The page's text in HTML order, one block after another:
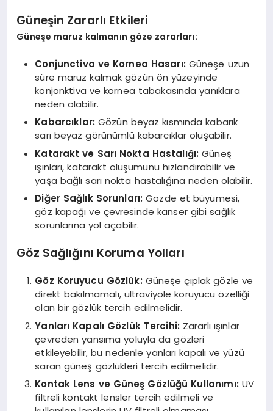
Güneşin Zararlı Etkileri
Güneşe maruz kalmanın göze zararları:
Conjunctiva ve Kornea Hasarı: Güneşe uzun
süre maruz kalmak gözün ön yüzeyinde
konjonktiva ve kornea tabakasında yanıklara
neden olabilir.
Kabarcıklar: Gözün beyaz kısmında kabarık
sarı beyaz görünümlü kabarcıklar oluşabilir.
Katarakt ve Sarı Nokta Hastalığı: Güneş
ışınları, katarakt oluşumunu hızlandırabilir ve
yaşa bağlı sarı nokta hastalığına neden olabilir.
Diğer Sağlık Sorunları: Gözde et büyümesi,
göz kapağı ve çevresinde kanser gibi sağlık
sorunlarına yol açabilir.
Göz Sağlığını Koruma Yolları
Göz Koruyucu Gözlük: Güneşe çıplak gözle ve
direkt bakılmamalı, ultraviyole koruyucu özelliği
olan bir gözlük tercih edilmelidir.
Yanları Kapalı Gözlük Tercihi: Zararlı ışınlar
çevreden yansıma yoluyla da gözleri
etkileyebilir, bu nedenle yanları kapalı ve yüzü
saran güneş gözlükleri tercih edilmelidir.
Kontak Lens ve Güneş Gözlüğü Kullanımı: UV
filtreli kontakt lensler tercih edilmeli ve